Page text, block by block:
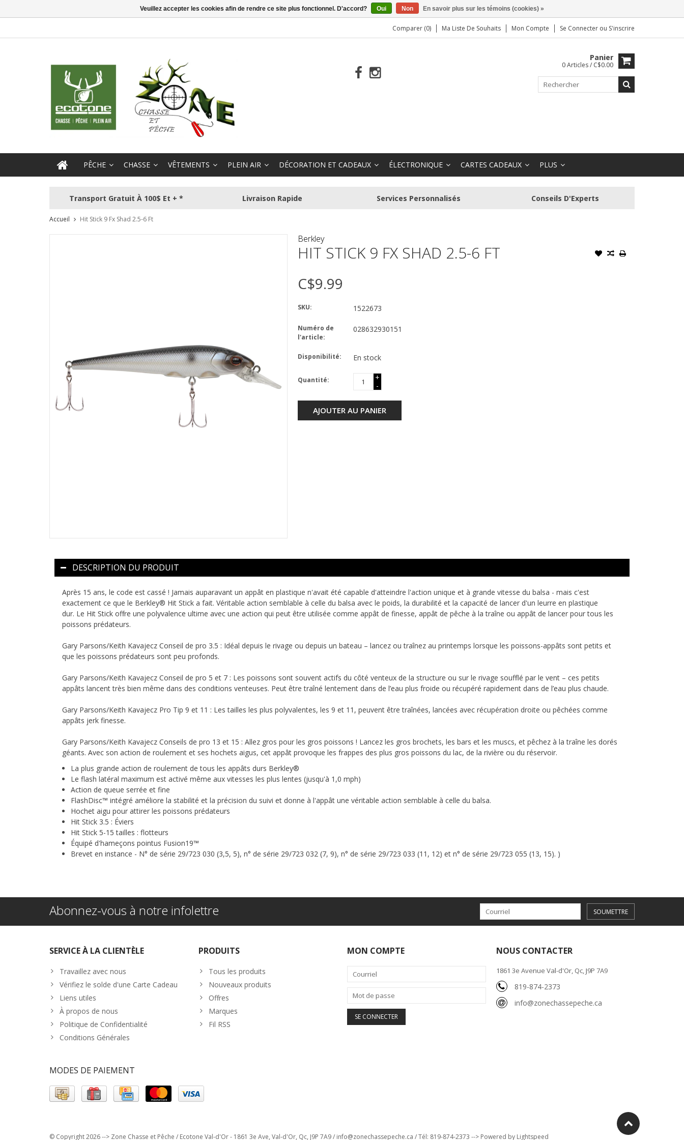
Comparer (0) Ma Liste De Souhaits Mon Compte Se Connecter ou S'inscrire
Panier
0 Articles / C$0.00
PÊCHE CHASSE VÊTEMENTS PLEIN AIR DÉCORATION ET CADEAUX ÉLECTRONIQUE CARTES CADEAUX PLUS
Transport Gratuit À 100$ Et + * Livraison Rapide Services Personnalisés Conseils D'Experts
Accueil Hit Stick 9 Fx Shad 2.5-6 Ft
Berkley
HIT STICK 9 FX SHAD 2.5-6 FT
C$9.99
SKU: 1522673
Numéro de
l'article:
028632930151
Disponibilité: En stock
Quantité:
+
-
AJOUTER AU PANIER
DESCRIPTION DU PRODUIT
Après 15 ans, le code est cassé ! Jamais auparavant un appât en plastique n'avait été capable d'atteindre l'action unique et à grande vitesse du balsa - mais c'est
exactement ce que le Berkley® Hit Stick a fait. Véritable action semblable à celle du balsa avec le poids, la durabilité et la capacité de lancer d'un leurre en plastique
dur. Le Hit Stick offre une polyvalence ultime avec une action qui peut être utilisée comme appât de finesse, appât de pêche à la traîne ou appât de lancer pour tous les
poissons prédateurs.
Gary Parsons/Keith Kavajecz Conseil de pro 3.5 : Idéal depuis le rivage ou depuis un bateau – lancez ou traînez au printemps lorsque les poissons-appâts sont petits et
que les poissons prédateurs sont peu profonds.
Gary Parsons/Keith Kavajecz Conseil de pro 5 et 7 : Les poissons sont souvent actifs du côté venteux de la structure ou sur le rivage soufflé par le vent – ​​ces petits
appâts lancent très bien même dans des conditions venteuses. Peut être traîné lentement dans de l’eau plus froide ou récupéré rapidement dans de l’eau plus chaude.
Gary Parsons/Keith Kavajecz Pro Tip 9 et 11 : Les tailles les plus polyvalentes, les 9 et 11, peuvent être traînées, lancées avec récupération droite ou pêchées comme
appâts jerk finesse.
Gary Parsons/Keith Kavajecz Conseils de pro 13 et 15 : Allez gros pour les gros poissons ! Lancez les gros brochets, les bars et les muscs, et pêchez à la traîne les dorés
géants. Avec son action de roulement et ses hochets aigus, cet appât provoque les frappes des plus gros poissons du lac, de la rivière ou du réservoir.
La plus grande action de roulement de tous les appâts durs Berkley®
Le flash latéral maximum est activé même aux vitesses les plus lentes (jusqu'à 1,0 mph)
Action de queue serrée et fine
FlashDisc™ intégré améliore la stabilité et la précision du suivi et donne à l'appât une véritable action semblable à celle du balsa.
Hochet aigu pour attirer les poissons prédateurs
Hit Stick 3.5 : Éviers
Hit Stick 5-15 tailles : flotteurs
Équipé d'hameçons pointus Fusion19™
Brevet en instance - N° de série 29/723 030 (3,5, 5), n° de série 29/723 032 (7, 9), n° de série 29/723 033 (11, 12) et n° de série 29/723 055 (13, 15). )
Abonnez-vous à notre infolettre SOUMETTRE
SERVICE À LA CLIENTÈLE
Travaillez avec nous
Vérifiez le solde d'une Carte Cadeau
Liens utiles
À propos de nous
Politique de Confidentialité
Conditions Générales
PRODUITS
Tous les produits
Nouveaux produits
Offres
Marques
Fil RSS
MON COMPTE NOUS CONTACTER
1861 3e Avenue Val-d'Or, Qc, J9P 7A9
819-874-2373
info@zonechassepeche.ca
MODES DE PAIEMENT
© Copyright 2026 --> Zone Chasse et Pêche / Ecotone Val-d'Or - 1861 3e Ave, Val-d'Or, Qc, J9P 7A9 /info@zonechassepeche.ca / Tél: 819-874-2373 --> Powered by Lightspeed
Veuillez accepter les cookies afin de rendre ce site plus fonctionnel. D'accord? Oui Non En savoir plus sur les témoins (cookies) »